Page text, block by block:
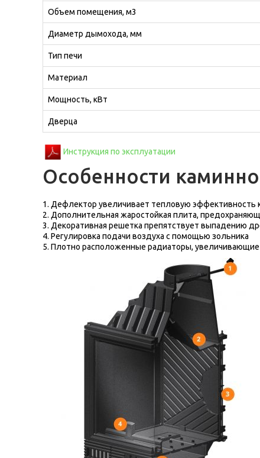
Объем помещения, м3
Диаметр дымохода, мм
Тип печи
Материал
Мощность, кВт
Дверца
Инструкция по эксплуатации
Особенности
1. Дефлектор увеличивает тепловую эффективность
2. Дополнительная жаростойкая плита,
3. Декоративная решетка препятствует выпадению
4. Регулировка подачи воздуха с помощью зольника
5. Плотно расположенные радиаторы,